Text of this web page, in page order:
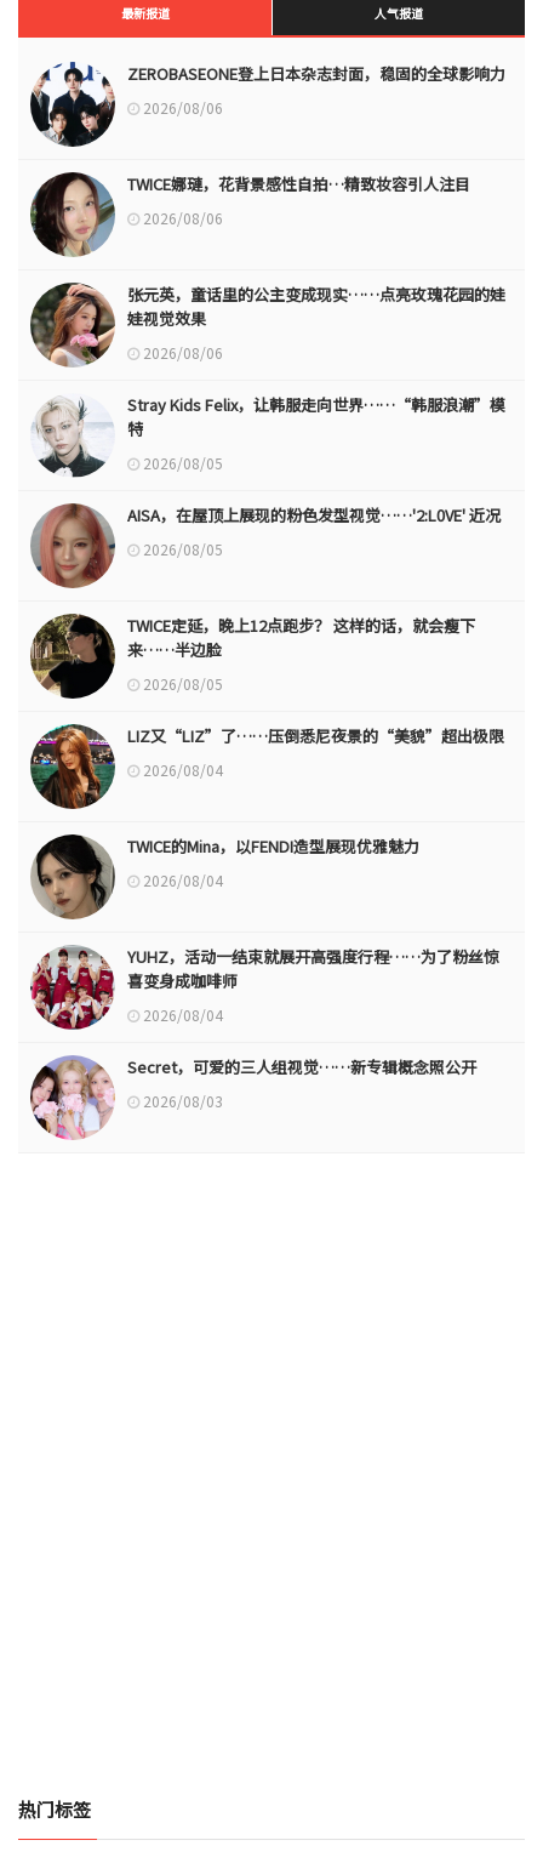
最新报道 人气报道
ZEROBASEONE登上日本杂志封面，稳固的全球影响力
2026/08/06
TWICE娜璉，花背景感性自拍…精致妆容引人注目
2026/08/06
张元英，童话里的公主变成现实……点亮玫瑰花园的娃
娃视觉效果
2026/08/06
Stray Kids Felix，让韩服走向世界……“韩服浪潮”模
特
2026/08/05
AISA，在屋顶上展现的粉色发型视觉……'2:L0VE' 近况
2026/08/05
TWICE定延，晚上12点跑步？ 这样的话，就会瘦下
来……半边脸
2026/08/05
LIZ又“LIZ”了……压倒悉尼夜景的“美貌”超出极限
2026/08/04
TWICE的Mina，以FENDI造型展现优雅魅力
2026/08/04
YUHZ，活动一结束就展开高强度行程……为了粉丝惊
喜变身成咖啡师
2026/08/04
Secret，可爱的三人组视觉……新专辑概念照公开
2026/08/03
热门标签